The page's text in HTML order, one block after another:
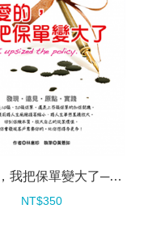
親愛的，我把保單變大了──1，就是無限
NT$350